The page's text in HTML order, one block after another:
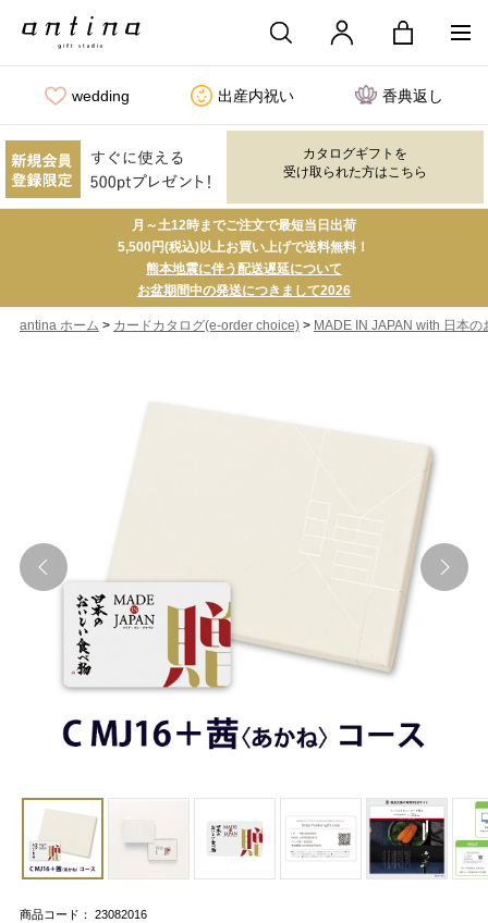
wedding 出産内祝い 香典返し
カタログギフトを
受け取られた方はこちら
月～土12時までご注文で最短当日出荷
5,500円(税込)以上お買い上げで送料無料！
熊本地震に伴う配送遅延について
お盆期間中の発送につきまして2026
antina ホーム > カードカタログ(e-order choice)> MADE IN JAPAN with 日本
商品コード： 23082016